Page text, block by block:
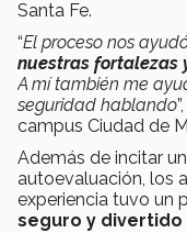
Santa Fe.
“El proceso nos
nuestras fortalezas
A mí también me
seguridad hablando
campus Ciudad de
Además de incitar
autoevaluación, los
experiencia tuvo un
seguro y